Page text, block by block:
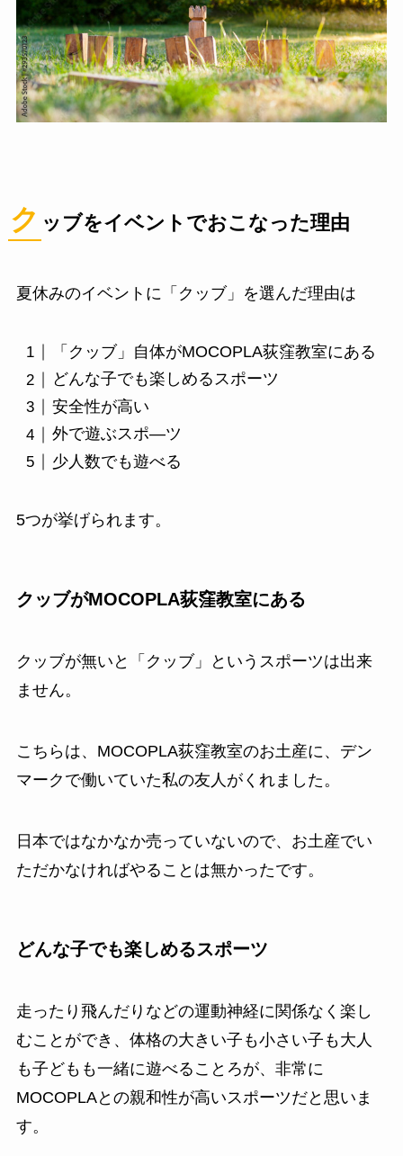
ク ッブをイベントでおこなった理由
夏休みのイベントに「クッブ」を選んだ理由は
「クッブ」自体がMOCOPLA荻窪教室にある
どんな子でも楽しめるスポーツ
安全性が高い
外で遊ぶスポ―ツ
少人数でも遊べる
5つが挙げられます。
クッブがMOCOPLA荻窪教室にある
クッブが無いと「クッブ」というスポーツは出来
ません。
こちらは、MOCOPLA荻窪教室のお土産に、デン
マークで働いていた私の友人がくれました。
日本ではなかなか売っていないので、お土産でい
ただかなければやることは無かったです。
どんな子でも楽しめるスポーツ
走ったり飛んだりなどの運動神経に関係なく楽し
むことができ、体格の大きい子も小さい子も大人
も子どもも一緒に遊べることろが、非常に
MOCOPLAとの親和性が高いスポーツだと思いま
す。